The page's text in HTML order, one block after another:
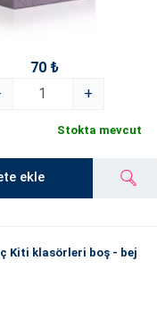
70 ₺
+
Stokta mevcut
ekle
Kiti klasörleri boş - bej